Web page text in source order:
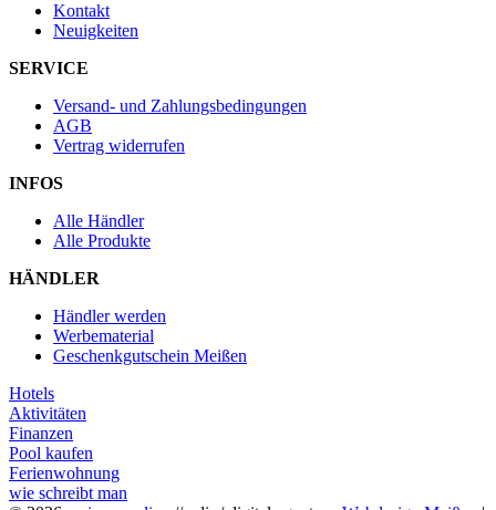
Kontakt
Neuigkeiten
SERVICE
Versand- und Zahlungsbedingungen
AGB
Vertrag widerrufen
INFOS
Alle Händler
Alle Produkte
HÄNDLER
Händler werden
Werbematerial
Geschenkgutschein Meißen
Hotels
Aktivitäten
Finanzen
Pool kaufen
Ferienwohnung
wie schreibt man